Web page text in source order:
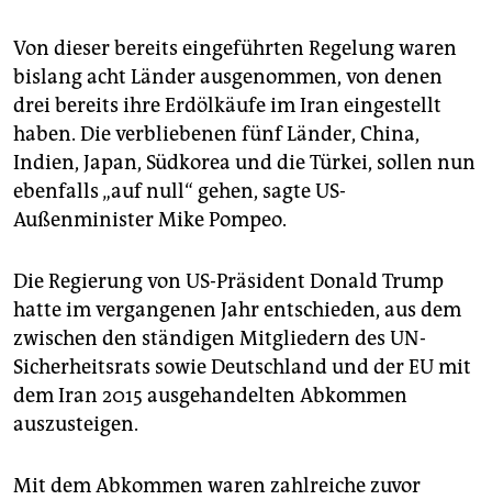
Von dieser bereits eingeführten Regelung waren
bislang acht Länder ausgenommen, von denen
drei bereits ihre Erdölkäufe im Iran eingestellt
haben. Die verbliebenen fünf Länder, China,
Indien, Japan, Südkorea und die Türkei, sollen nun
ebenfalls „auf null“ gehen, sagte US-
Außenminister Mike Pompeo.
Die Regierung von US-Präsident Donald Trump
hatte im vergangenen Jahr entschieden, aus dem
zwischen den ständigen Mitgliedern des UN-
Sicherheitsrats sowie Deutschland und der EU mit
dem Iran 2015 ausgehandelten Abkommen
auszusteigen.
Mit dem Abkommen waren zahlreiche zuvor